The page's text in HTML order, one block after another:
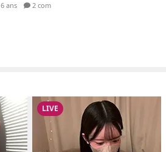
6 ans 2 com